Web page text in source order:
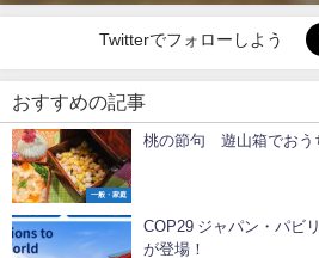
Twitterでフォローしよう
おすすめの記事
一般・家庭
桃の節句 遊山箱でおう
COP29 ジャパン・パビ
が登場！